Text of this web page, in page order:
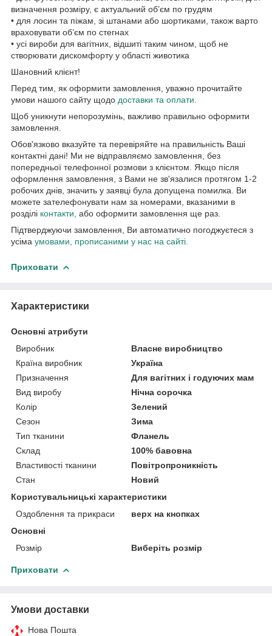
визначення розміру, є актуальний об’єм по грудям
• для лосин та піжам, зі штанами або шортиками, також варто
враховувати об’єм по стегнах
• усі вироби для вагітних, відшиті таким чином, щоб не
створювати дискомфорту у області животика
Шановний клієнт!
Перед тим, як оформити замовлення, уважно прочитайте
умови нашого сайту щодо доставки та оплати.
Щоб уникнути непорозумінь, важливо правильно оформити
замовлення.
Обов'язково вказуйте та перевіряйте на правильність Ваші
контактні дані! Ми не відправляємо замовлення, без
попередньої телефонної розмови з клієнтом. Якщо після
оформлення замовлення, з Вами не зв'язалися протягом 1-2
робочих днів, значить у заявці була допущена помилка. Ви
можете зателефонувати нам за номерами, вказаними в
розділі контакти, або оформити замовлення ще раз.
Підтверджуючи замовлення, Ви автоматично погоджуєтеся з
усіма умовами, прописаними у нас на сайті.
Приховати
Характеристики
Основні атрибути
Виробник
Власне виробництво
Країна виробник
Україна
Призначення
Для вагітних і годуючих мам
Вид виробу
Нічна сорочка
Колір
Зелений
Сезон
Зима
Тип тканини
Фланель
Склад
100% бавовна
Властивості тканини
Повітропроникність
Стан
Новий
Користувальницькі характеристики
Оздоблення та прикраси
верх на кнопках
Основні
Розмір
Виберіть розмір
Приховати
Умови доставки
Нова Пошта